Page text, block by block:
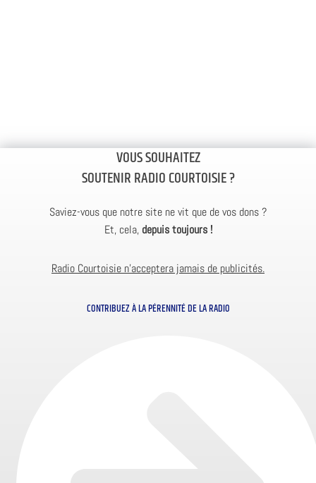
VOUS SOUHAITEZ
SOUTENIR RADIO COURTOISIE ?
Saviez-vous que notre site ne vit que de vos dons ?
Et, cela, depuis toujours !
Radio Courtoisie n’acceptera jamais de publicités.
CONTRIBUEZ À LA PÉRENNITÉ DE LA RADIO